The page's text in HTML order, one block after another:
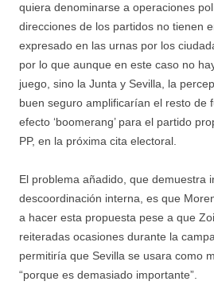
quiera denominarse a operaciones
direcciones de los partidos no tienen
expresado en las urnas por los
por lo que aunque en este caso no
juego, sino la Junta y Sevilla, la
buen seguro amplificarían el resto de
efecto ‘boomerang’ para el partido
PP, en la próxima cita electoral.
El problema añadido, que demuestra
descoordinación interna, es que
a hacer esta propuesta pese a que
reiteradas ocasiones durante la
permitiría que Sevilla se usara como
“porque es demasiado importante”.